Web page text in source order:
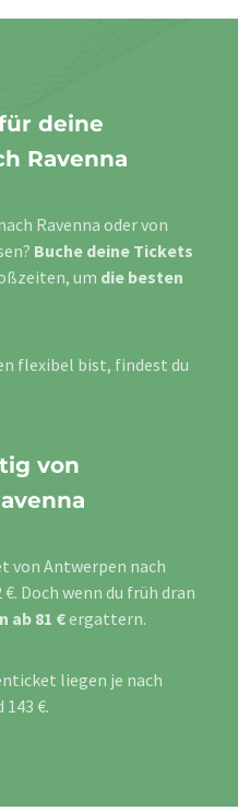
deine
Ravenna
Ravenna oder von
Buche deine Tickets
um die besten
flexibel bist, findest du
von
von Antwerpen nach
Doch wenn du früh dran
ab 81 €ergattern.
liegen je nach
€.